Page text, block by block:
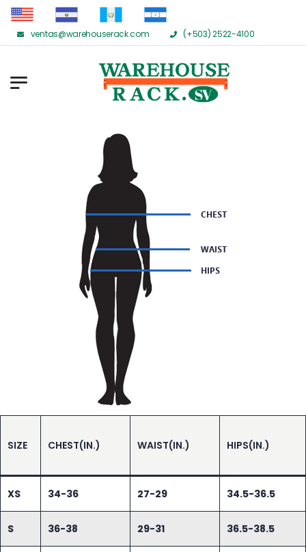
ventas@warehouserack.com (+503) 2522-4100
SIZE CHEST(IN.) WAIST(IN.) HIPS(IN.)
XS 34-36 27-29 34.5-36.5
S 36-38 29-31 36.5-38.5